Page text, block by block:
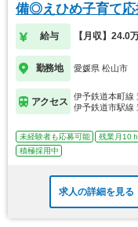
備◎えひめ子育て応
給与 【月収】24.0
勤務地 愛媛県 松山市
アクセス
伊予鉄道本町線
伊予鉄道市駅線
未経験者も応募可能 残業月10
積極採用中
求人の詳細を見る